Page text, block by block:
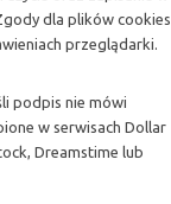
dla plików cookies
przeglądarki.
podpis nie mówi
w serwisach Dollar
Dreamstime lub